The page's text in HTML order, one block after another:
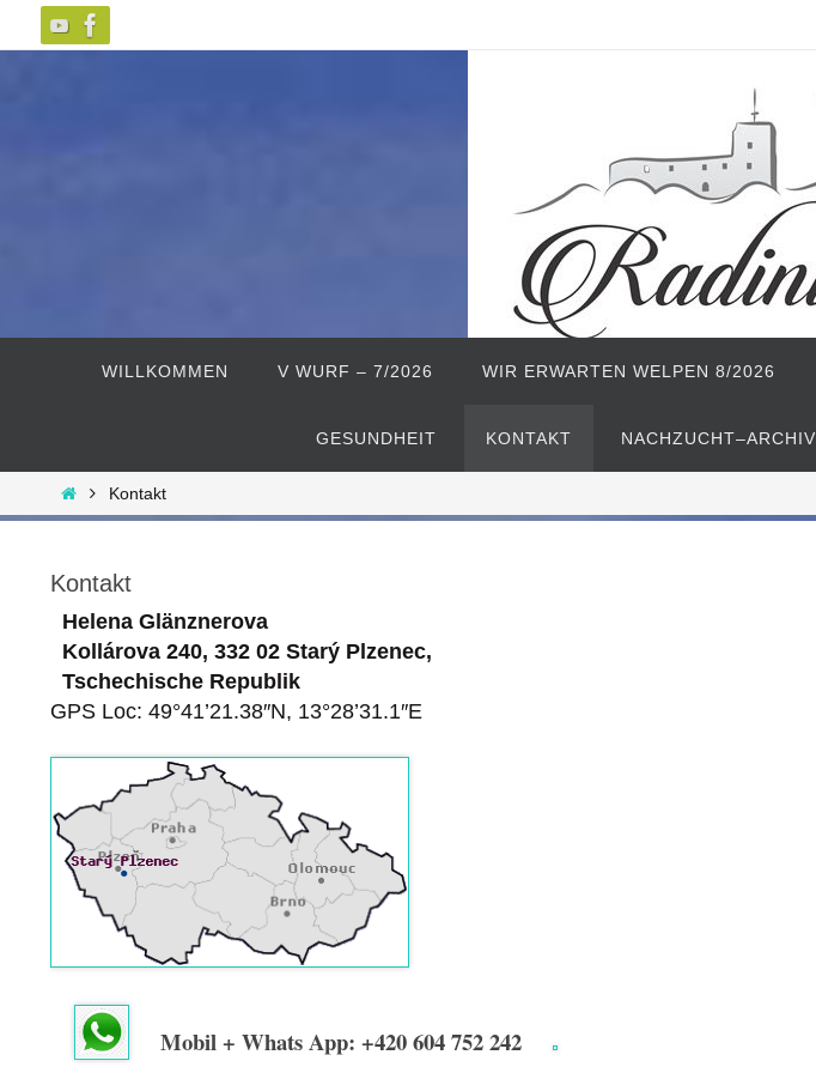
Zum
Inhalt
WILLKOMMEN V WURF – 7/2026 WIR ERWARTEN WELPEN 8/2026
GESUNDHEIT KONTAKT NACHZUCHT–ARCHIV
StartKontakt
Kontakt
Helena Glänznerova
Kollárova 240, 332 02 Starý Plzenec,
Tschechische Republik
GPS Loc: 49°41’21.38″N, 13°28’31.1″E
Mobil + Whats App: +420 604 752 242